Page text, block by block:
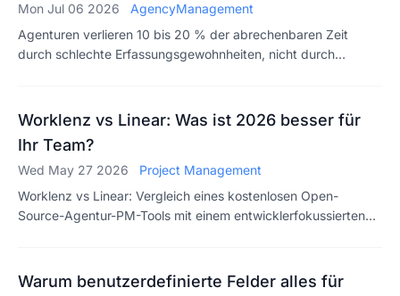
Mon Jul 06 2026
AgencyManagement
Agenturen verlieren 10 bis 20 % der abrechenbaren Zeit
durch schlechte Erfassungsgewohnheiten, nicht durch
Zuversicht abzurechnen, mit den Tools, die Sie bereits haben.
Worklenz vs Linear: Was ist 2026 besser für
Ihr Team?
Wed May 27 2026
Project Management
Worklenz vs Linear: Vergleich eines kostenlosen Open-
Source-Agentur-PM-Tools mit einem entwicklerfokussierten
Warum benutzerdefinierte Felder alles für